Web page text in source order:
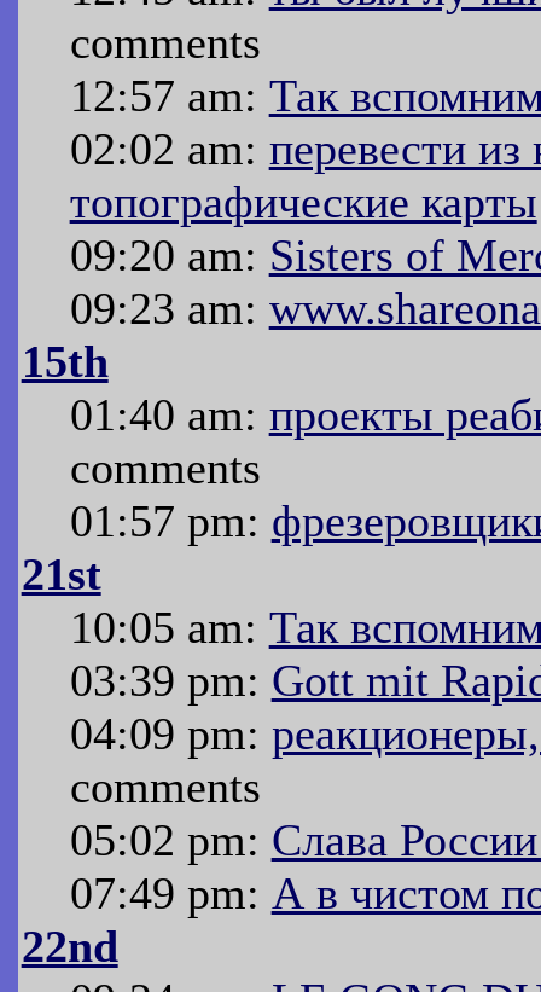
comments
12:57 am: Так
02:02 am: перевести
топографические карты
09:20 am: Sisters of
09:23 am:
15th
01:40 am: проекты
comments
01:57 pm:
21st
10:05 am: Так
03:39 pm: Gott mit
04:09 pm:
comments
05:02 pm: Слава
07:49 pm: А в чистом
22nd